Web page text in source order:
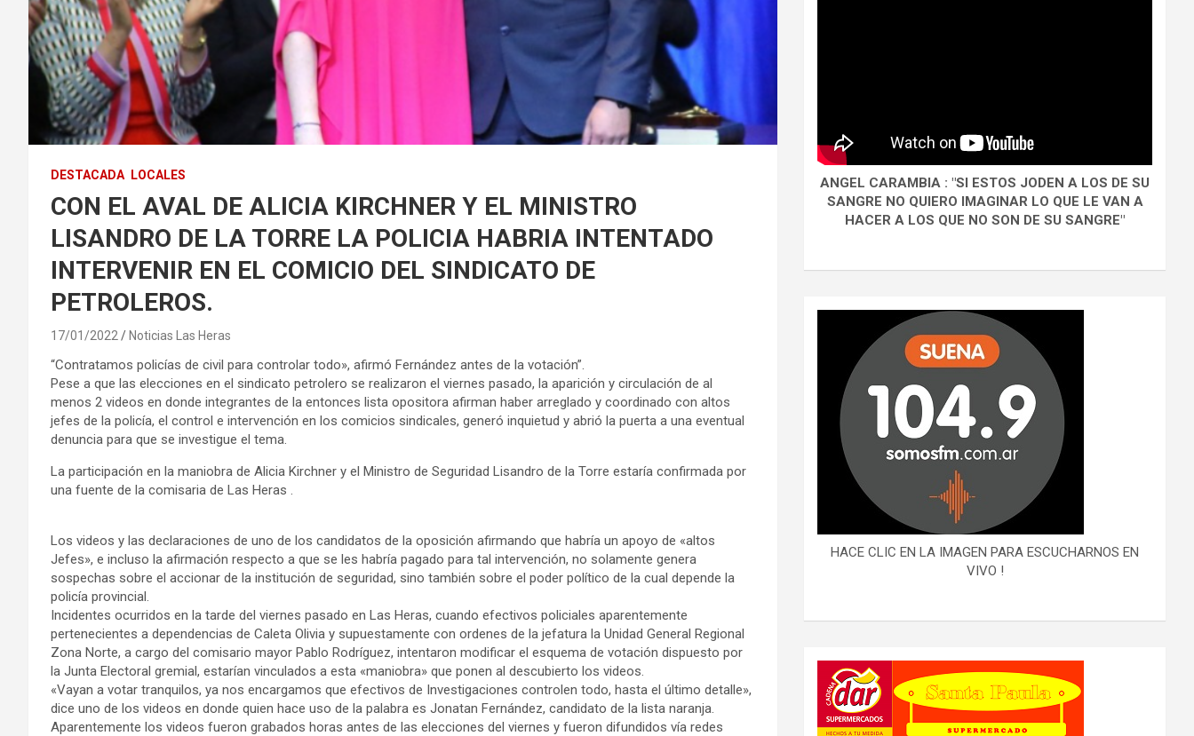
DESTACADA LOCALES
CON EL AVAL DE ALICIA KIRCHNER Y EL MINISTRO
LISANDRO DE LA TORRE LA POLICIA HABRIA INTENTADO
INTERVENIR EN EL COMICIO DEL SINDICATO DE
PETROLEROS.
17/01/2022 Noticias Las Heras
“Contratamos policías de civil para controlar todo», afirmó Fernández antes de la votación”.
Pese a que las elecciones en el sindicato petrolero se realizaron el viernes pasado, la aparición y circulación de al
menos 2 videos en donde integrantes de la entonces lista opositora afirman haber arreglado y coordinado con altos
jefes de la policía, el control e intervención en los comicios sindicales, generó inquietud y abrió la puerta a una eventual
denuncia para que se investigue el tema.
La participación en la maniobra de Alicia Kirchner y el Ministro de Seguridad Lisandro de la Torre estaría confirmada por
una fuente de la comisaria de Las Heras .
Los videos y las declaraciones de uno de los candidatos de la oposición afirmando que habría un apoyo de «altos
Jefes», e incluso la afirmación respecto a que se les habría pagado para tal intervención, no solamente genera
sospechas sobre el accionar de la institución de seguridad, sino también sobre el poder político de la cual depende la
policía provincial.
Incidentes ocurridos en la tarde del viernes pasado en Las Heras, cuando efectivos policiales aparentemente
pertenecientes a dependencias de Caleta Olivia y supuestamente con ordenes de la jefatura la Unidad General Regional
Zona Norte, a cargo del comisario mayor Pablo Rodríguez, intentaron modificar el esquema de votación dispuesto por
la Junta Electoral gremial, estarían vinculados a esta «maniobra» que ponen al descubierto los videos.
«Vayan a votar tranquilos, ya nos encargamos que efectivos de Investigaciones controlen todo, hasta el último detalle»,
dice uno de los videos en donde quien hace uso de la palabra es Jonatan Fernández, candidato de la lista naranja.
Aparentemente los videos fueron grabados horas antes de las elecciones del viernes y fueron difundidos vía redes
ANGEL CARAMBIA : "SI ESTOS JODEN A LOS DE SU
SANGRE NO QUIERO IMAGINAR LO QUE LE VAN A
HACER A LOS QUE NO SON DE SU SANGRE"
HACE CLIC EN LA IMAGEN PARA ESCUCHARNOS EN
VIVO !